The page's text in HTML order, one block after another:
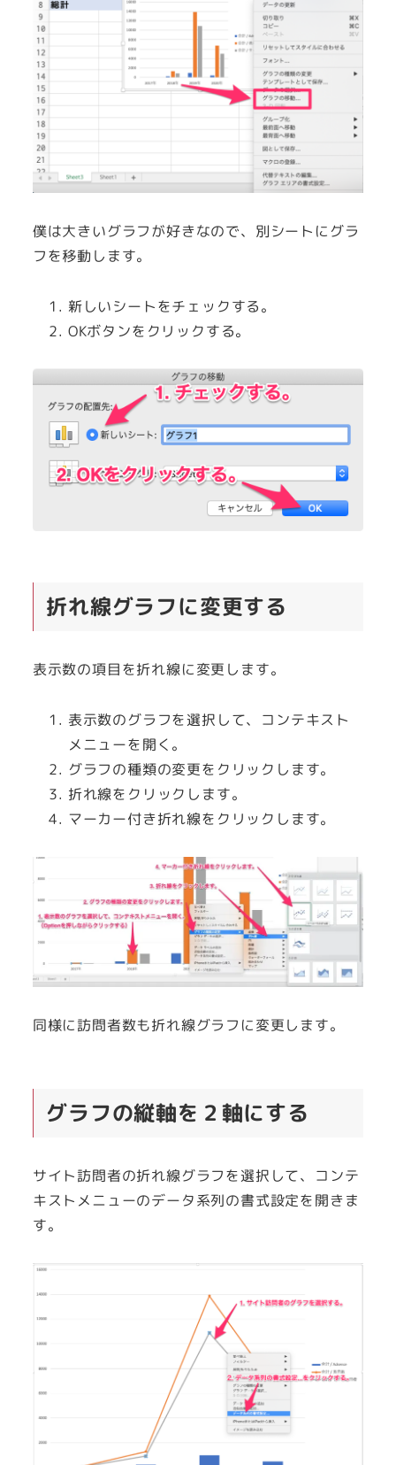
僕は大きいグラフが好きなので、別シートにグラ
フを移動します。
新しいシートをチェックする。
OKボタンをクリックする。
折れ線グラフに変更する
表示数の項目を折れ線に変更します。
表示数のグラフを選択して、コンテキスト
メニューを開く。
グラフの種類の変更をクリックします。
折れ線をクリックします。
マーカー付き折れ線をクリックします。
同様に訪問者数も折れ線グラフに変更します。
グラフの縦軸を２軸にする
サイト訪問者の折れ線グラフを選択して、コンテ
キストメニューのデータ系列の書式設定を開きま
す。